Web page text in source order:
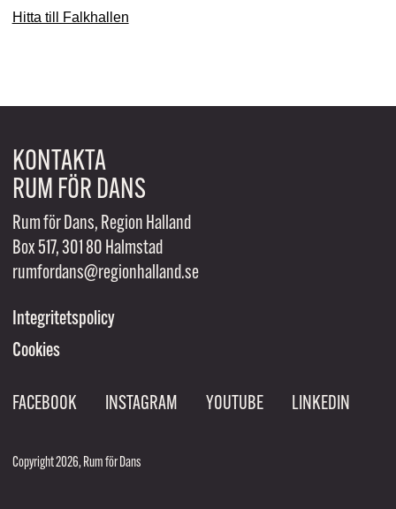
Hitta till Falkhallen
KONTAKTA
RUM FÖR DANS
Rum för Dans, Region Halland
Box 517, 301 80 Halmstad
rumfordans@regionhalland.se
Integritetspolicy
Cookies
FACEBOOK INSTAGRAM YOUTUBE LINKEDIN
Copyright 2026, Rum för Dans